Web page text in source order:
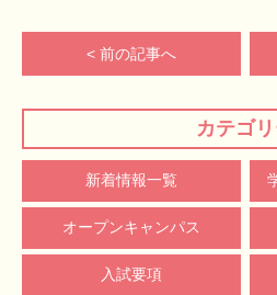
カテゴ
新着情報一覧
オープンキャンパス
入試要項
< 前の記事へ